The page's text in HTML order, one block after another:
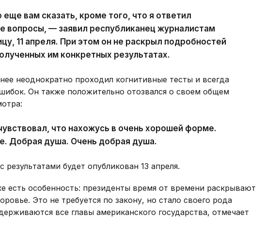
вам сказать, кроме того, что я ответил
вопросы, — заявил республиканец журналистам
11 апреля. При этом он не раскрыл подробностей
им конкретных результатах.
неоднократно проходил когнитивные тесты и всегда
Он также положительно отозвался о своем общем
что нахожусь в очень хорошей форме.
Добрая душа. Очень добрая душа.
будет опубликован 13 апреля.
есть особенность: президенты время от времени раскрывают
Это не требуется по закону, но стало своего рода
все главы американского государства, отмечает